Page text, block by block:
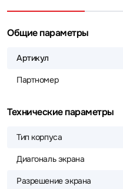
Общие параметры
Артикул
Партномер
Технические параметры
Тип корпуса
Диагональ экрана
Разрешение экрана